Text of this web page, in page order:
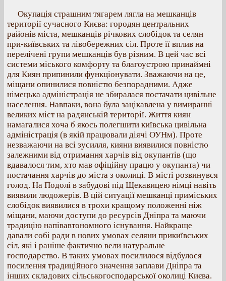
Окупація страшним тягарем лягла на мешканців
території сучасного Києва: городян центральних
районів міста, мешканців річкових слобідок та селян
при-київських та лівобережних сіл. Проте її вплив на
перелічені групи мешканців був різним. В цей час всі
системи міського комфорту та благоустрою принаймні
для Киян припинили функціонувати. Зважаючи на це,
міщани опинилися повністю безпорадними. Адже
німецька адміністрація не збиралася постачати цивільне
населення. Навпаки, вона була зацікавлена у вимиранні
великих міст на радянській території. Життя киян
намагалися хоча б якось полегшити київська цивільна
адміністрація (в якій працювали діячі ОУНм). Проте
незважаючи на всі зусилля, кияни виявилися повністю
залежними від отримання харчів від окупантів (що
вдавалося тим, хто мав офіційну працю у окупанта) чи
постачання харчів до міста з околиці. В місті розвинувся
голод. На Подолі в забудові під Щекавицею німці навіть
виявили людожерів. В цій ситуації мешканці приміських
слобідок виявилися в трохи кращому положенні ніж
міщани, маючи доступи до ресурсів Дніпра та маючи
традицію напівавтономного існування. Найкраще
давали собі ради в нових умовах селяни прикиївських
сіл, які і раніше фактично вели натуральне
господарство. В таких умовах посилилося відбулося
посилення традиційного значення заплави Дніпра та
інших складових сільськогосподарської околиці Києва.